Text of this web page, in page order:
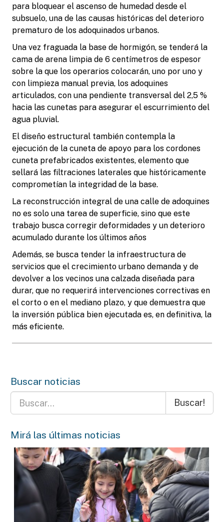
para bloquear el ascenso de humedad desde el
subsuelo, una de las causas históricas del deterioro
prematuro de los adoquinados urbanos.
Una vez fraguada la base de hormigón, se tenderá la
cama de arena limpia de 6 centímetros de espesor
sobre la que los operarios colocarán, uno por uno y
con limpieza manual previa, los adoquines
articulados, con una pendiente transversal del 2,5 %
hacia las cunetas para asegurar el escurrimiento del
agua pluvial.
El diseño estructural también contempla la
ejecución de la cuneta de apoyo para los cordones
cuneta prefabricados existentes, elemento que
sellará las filtraciones laterales que históricamente
comprometían la integridad de la base.
La reconstrucción integral de una calle de adoquines
no es solo una tarea de superficie, sino que este
trabajo busca corregir deformidades y un deterioro
acumulado durante los últimos años
Además, se busca tender la infraestructura de
servicios que el crecimiento urbano demanda y de
devolver a los vecinos una calzada diseñada para
durar, que no requerirá intervenciones correctivas en
el corto o en el mediano plazo, y que demuestra que
la inversión pública bien ejecutada es, en definitiva, la
más eficiente.
Buscar noticias
Buscar!
Mirá las últimas noticias